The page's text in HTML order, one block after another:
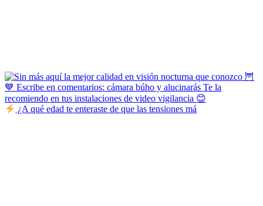
¿A qué edad te enteraste de que las tensiones má